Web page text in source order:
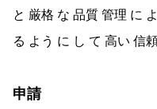
と 厳格 な 品質 管理 に
る よう に し て 高い 信
申請